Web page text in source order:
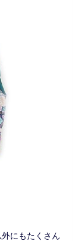
にもたくさん